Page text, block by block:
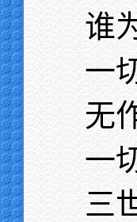
谁
一
无
一
三